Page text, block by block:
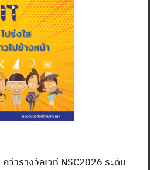
ว้ารางวัลเวที NSC2026 ระดับ